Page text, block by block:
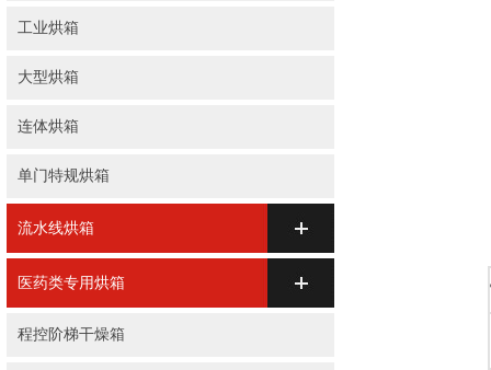
工业烘箱
大型烘箱
连体烘箱
单门特规烘箱
流水线烘箱
医药类专用烘箱
程控阶梯干燥箱